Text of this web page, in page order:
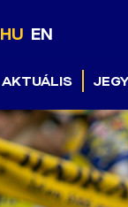
HU EN
AKTUÁLIS